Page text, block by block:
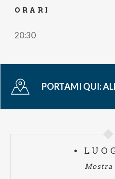
teatro, dopo il grande
Alessandro Cattelan” e le
Cattelan – Supernova”, il
Cattelan”, dal 18 febbraio
su Rai2 ogni martedì.
ORARI
20:30
PORTAMI QUI: